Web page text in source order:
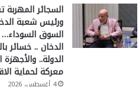
السجائر المهربة
ورئيس شعبة
السوق
الدخان .. خسائر
الدولة..
معركة لحماية
4 أغسطس، 2026